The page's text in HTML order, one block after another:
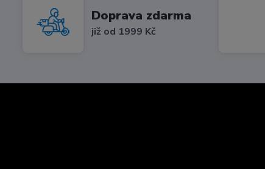
Doprava zdarma
již od 1999 Kč